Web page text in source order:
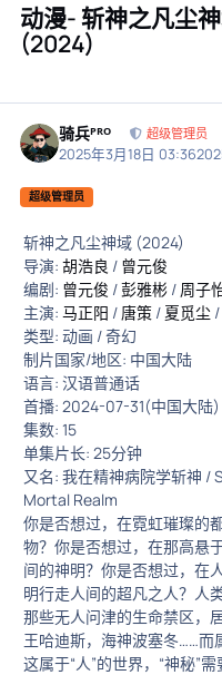
动漫- 斩神之凡尘
(2024)
骑兵ᴾᴿᴼ 超级管理员
2025年3月18日 03:36
超级管理员
斩神之凡尘神域 (2024)
导演: 胡浩良 / 曾元俊
编剧: 曾元俊 /彭雅彬 / 周子
主演: 马正阳 / 唐策 / 夏觅尘 /
类型: 动画 / 奇幻
制片国家/地区: 中国大陆
语言: 汉语普通话
首播: 2024-07-31(中国大陆)
集数: 15
单集片长: 25分钟
又名: 我在精神病院学斩神 /
Mortal Realm
你是否想过，在霓虹璀璨的
物？你是否想过，在那高悬
间的神明？你是否想过，在
明行走人间的超凡之人？人
那些无人问津的生命禁区，
王哈迪斯，海神波塞冬……而
这属于“人”的世界，“神秘”需